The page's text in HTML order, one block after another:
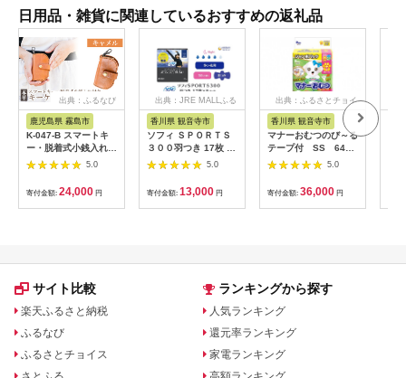
日用品・雑貨に関連しているおすすめの返礼品
出典：ふるなび
鹿児島県 霧島市
K-047-B スマートキ
ー・脱着式小銭入れ付
きキーケース＜キャメ
ル＞【m's】霧島市 革
革製品 牛革 本革 ヌメ
革 キーケース コイン
ケース 小銭入れ ハン
5.0
寄付金額: 24,000 円
出典：JRE MALLふる
さと納税
香川県 観音寺市
ソフィ ＳＰＯＲＴＳ
３００羽つき 17枚 ×8
日用品 生理用品 ナプ
キン ずれに強い スポ
ーツ用 ユニチャーム
5.0
寄付金額: 13,000 円
出典：ふるさとチョイ
香川県 観音寺市
マナーおむつのび～る
テープ付 SS 64枚
× 6袋
5.0
寄付金額: 36,000 円
サイト比較
楽天ふるさと納税
ふるなび
ふるさとチョイス
ランキングから探す
人気ランキング
還元率ランキング
家電ランキング